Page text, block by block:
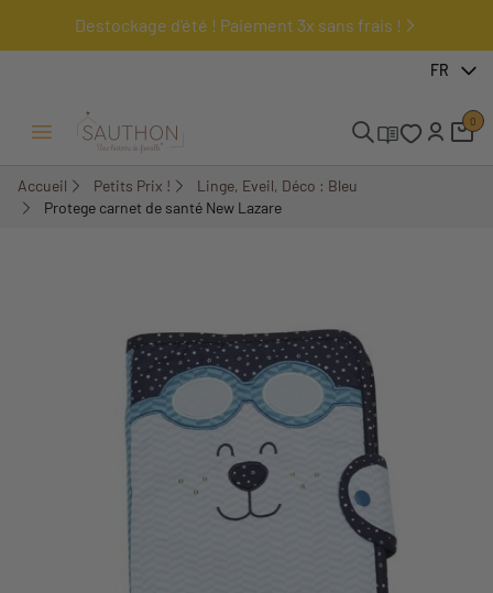
Destockage d'été ! Paiement 3x sans frais !
FR
Ouvrir/Fermer menu
0
Accueil Petits Prix !
Linge, Eveil, Déco : Bleu
Protege carnet de santé New Lazare